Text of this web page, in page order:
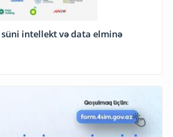
intellekt və data elminə